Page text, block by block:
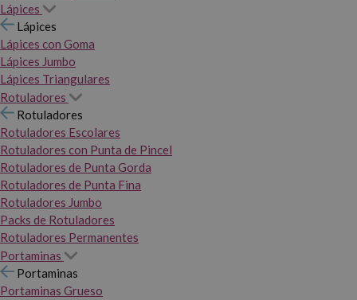
Lápices
Lápices
Lápices con Goma
Lápices Jumbo
Lápices Triangulares
Rotuladores
Rotuladores
Rotuladores Escolares
Rotuladores con Punta de Pincel
Rotuladores de Punta Gorda
Rotuladores de Punta Fina
Rotuladores Jumbo
Packs de Rotuladores
Rotuladores Permanentes
Portaminas
Portaminas
Portaminas Grueso